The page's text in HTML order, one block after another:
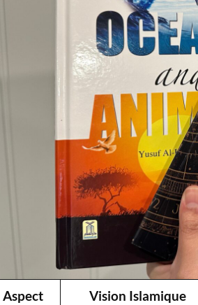
Aspect Vision Islamique